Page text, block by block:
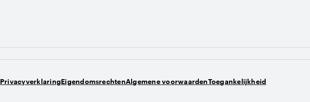
PrivacyverklaringEigendomsrechtenAlgemene voorwaardenToegankelijkheid